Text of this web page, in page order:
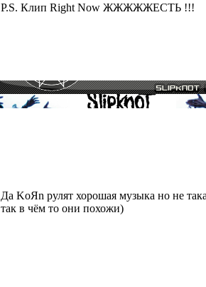
P.S. Клип Right Now ЖЖЖЖЖЕСТЬ !!!
Да KoЯn рулят хорошая музыка но не
так в чём то они похожи)